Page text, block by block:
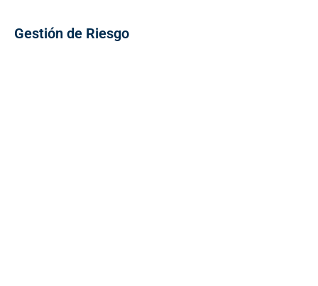
Gestión de Riesgo